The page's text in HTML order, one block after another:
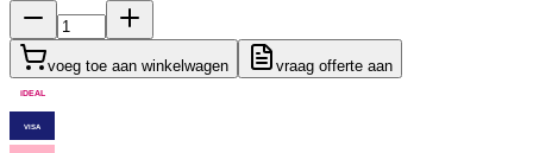
voeg toe aan winkelwagen vraag offerte aan
iDEAL
VISA